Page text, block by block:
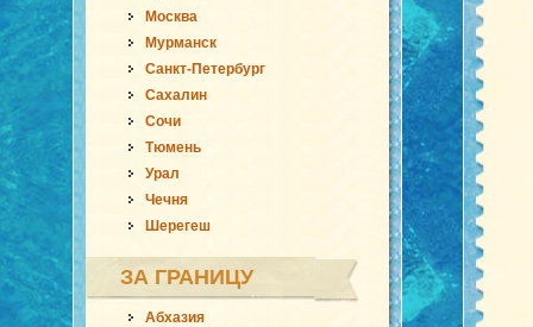
Москва
Мурманск
Санкт-Петербург
Сахалин
Сочи
Тюмень
Урал
Чечня
Шерегеш
ЗА ГРАНИЦУ
Абхазия